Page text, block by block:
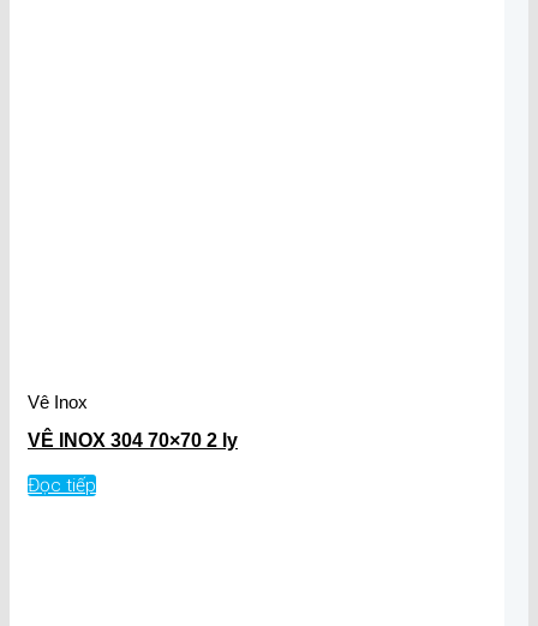
Vê Inox
VÊ INOX 304 70×70 2 ly
Đọc tiếp